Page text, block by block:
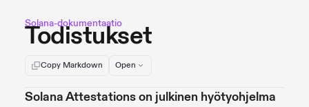
Solana-dokumentaatio
Todistukset
Copy Markdown Open
Solana Attestations on julkinen hyötyohjelma